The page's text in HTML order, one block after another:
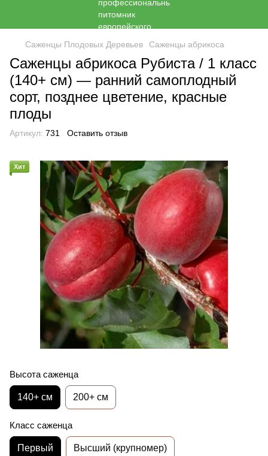
Саженцы Плодовых Деревьев Саженцы абрикоса
Саженцы абрикоса Рубиста / 1 класс
(140+ см) — ранний самоплодный
сорт, позднее цветение, красные
плоды
Артикул: 731 Оставить отзыв
Хит
Высота саженца
140+ см 200+ см
Класс саженца
Первый Высший (крупномер)